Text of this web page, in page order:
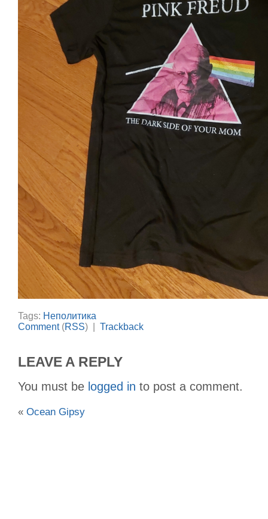
Tags: Неполитика
Comment(RSS) | Trackback
LEAVE A REPLY
You must be logged in to post a comment.
« Ocean Gipsy